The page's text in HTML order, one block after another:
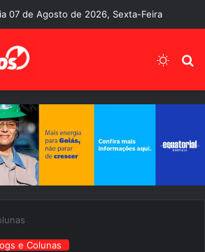
07 de Agosto de 2026, Sexta-Feira
e Colunas